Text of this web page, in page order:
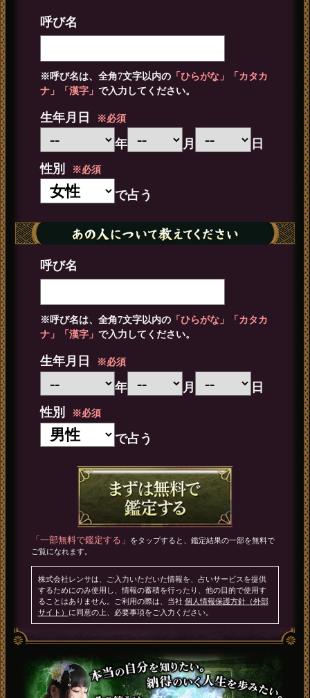
呼び名
※呼び名は、全角7文字以内の 「ひらがな」「カタカ
ナ」「漢字」で入力してください。
生年月日 ※必須
年 月
日
性別
※必須
で占う
呼び名
※呼び名は、全角7文字以内の 「ひらがな」「カタカ
ナ」「漢字」で入力してください。
生年月日 ※必須
年 月
日
性別
※必須
で占う
「一部無料で鑑定する」 をタップすると、鑑定結果の一部を無料で
ご覧になれます。
株式会社レンサは、ご入力いただいた情報を、占いサービスを提供
するためにのみ使用し、情報の蓄積を行ったり、他の目的で使用す
ることはありません。ご利用の際は、当社 個人情報保護方針（外部
サイト） に同意の上、必要事項をご入力ください。